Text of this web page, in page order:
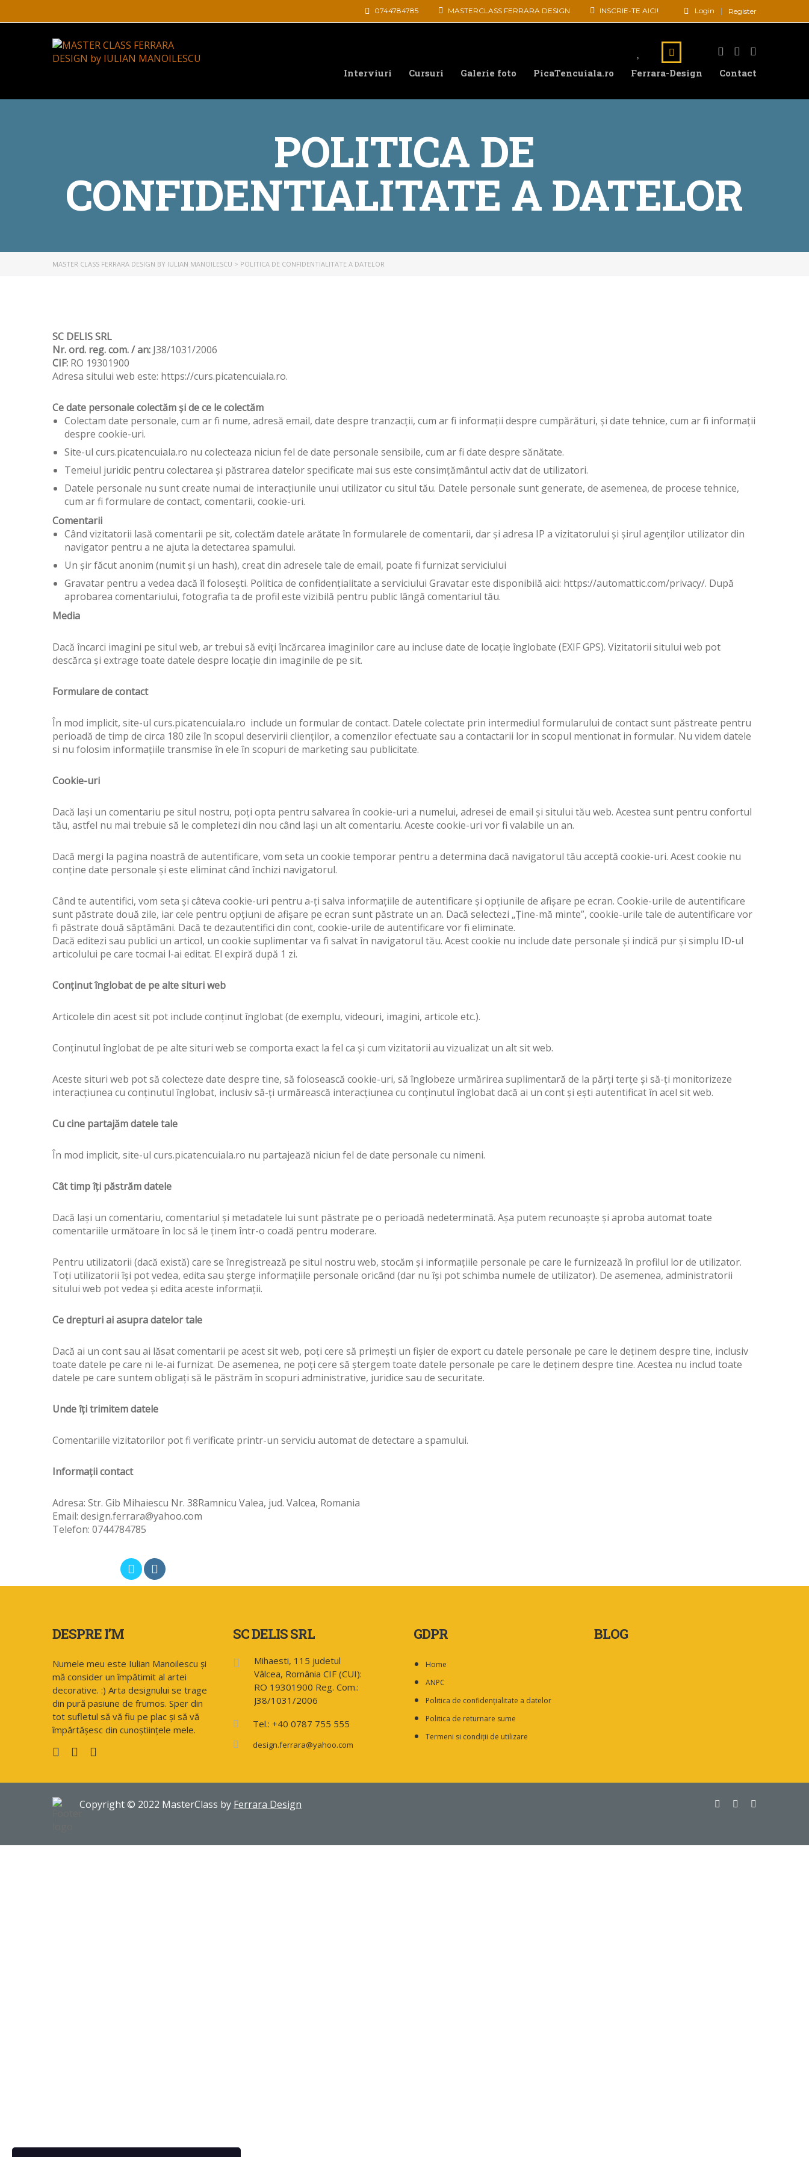
Login Register
INSCRIE-TE AICI!
MASTERCLASS FERRARA DESIGN
0744784785
Interviuri Cursuri Galerie foto PicaTencuiala.ro Ferrara-Design Contact
POLITICA DE
CONFIDENTIALITATE A DATELOR
MASTER CLASS FERRARA DESIGN BY IULIAN MANOILESCU > POLITICA DE CONFIDENTIALITATE A DATELOR
SC DELIS SRL
Nr. ord. reg. com. / an: J38/1031/2006
CIF: RO 19301900
Adresa sitului web este: https://curs.picatencuiala.ro.
Ce date personale colectăm și de ce le colectăm
Colectam date personale, cum ar fi nume, adresă email, date despre tranzacții, cum ar fi informații despre cumpărături, și date tehnice, cum ar fi informații
despre cookie-uri.
Site-ul curs.picatencuiala.ro nu colecteaza niciun fel de date personale sensibile, cum ar fi date despre sănătate.
Temeiul juridic pentru colectarea și păstrarea datelor specificate mai sus este consimțământul activ dat de utilizatori.
Datele personale nu sunt create numai de interacțiunile unui utilizator cu situl tău. Datele personale sunt generate, de asemenea, de procese tehnice,
cum ar fi formulare de contact, comentarii, cookie-uri.
Comentarii
Când vizitatorii lasă comentarii pe sit, colectăm datele arătate în formularele de comentarii, dar și adresa IP a vizitatorului și șirul agenților utilizator din
navigator pentru a ne ajuta la detectarea spamului.
Un șir făcut anonim (numit și un hash), creat din adresele tale de email, poate fi furnizat serviciului
Gravatar pentru a vedea dacă îl folosești. Politica de confidențialitate a serviciului Gravatar este disponibilă aici: https://automattic.com/privacy/. După
aprobarea comentariului, fotografia ta de profil este vizibilă pentru public lângă comentariul tău.
Media
Dacă încarci imagini pe situl web, ar trebui să eviți încărcarea imaginilor care au incluse date de locație înglobate (EXIF GPS). Vizitatorii sitului web pot
descărca și extrage toate datele despre locație din imaginile de pe sit.
Formulare de contact
În mod implicit, site-ul curs.picatencuiala.ro include un formular de contact. Datele colectate prin intermediul formularului de contact sunt păstreate pentru
perioadă de timp de circa 180 zile în scopul deservirii clienților, a comenzilor efectuate sau a contactarii lor in scopul mentionat in formular. Nu videm datele
si nu folosim informațiile transmise în ele în scopuri de marketing sau publicitate.
Cookie-uri
Dacă lași un comentariu pe situl nostru, poți opta pentru salvarea în cookie-uri a numelui, adresei de email și sitului tău web. Acestea sunt pentru confortul
tău, astfel nu mai trebuie să le completezi din nou când lași un alt comentariu. Aceste cookie-uri vor fi valabile un an.
Dacă mergi la pagina noastră de autentificare, vom seta un cookie temporar pentru a determina dacă navigatorul tău acceptă cookie-uri. Acest cookie nu
conține date personale și este eliminat când închizi navigatorul.
Când te autentifici, vom seta și câteva cookie-uri pentru a-ți salva informațiile de autentificare și opțiunile de afișare pe ecran. Cookie-urile de autentificare
sunt păstrate două zile, iar cele pentru opțiuni de afișare pe ecran sunt păstrate un an. Dacă selectezi „Ține-mă minte”, cookie-urile tale de autentificare vor
fi păstrate două săptămâni. Dacă te dezautentifici din cont, cookie-urile de autentificare vor fi eliminate.
Dacă editezi sau publici un articol, un cookie suplimentar va fi salvat în navigatorul tău. Acest cookie nu include date personale și indică pur și simplu ID-ul
articolului pe care tocmai l-ai editat. El expiră după 1 zi.
Conținut înglobat de pe alte situri web
Articolele din acest sit pot include conținut înglobat (de exemplu, videouri, imagini, articole etc.).
Conținutul înglobat de pe alte situri web se comporta exact la fel ca și cum vizitatorii au vizualizat un alt sit web.
Aceste situri web pot să colecteze date despre tine, să folosească cookie-uri, să înglobeze urmărirea suplimentară de la părți terțe și să-ți monitorizeze
interacțiunea cu conținutul înglobat, inclusiv să-ți urmărească interacțiunea cu conținutul înglobat dacă ai un cont și ești autentificat în acel sit web.
Cu cine partajăm datele tale
În mod implicit, site-ul curs.picatencuiala.ro nu partajează niciun fel de date personale cu nimeni.
Cât timp îți păstrăm datele
Dacă lași un comentariu, comentariul și metadatele lui sunt păstrate pe o perioadă nedeterminată. Așa putem recunoaște și aproba automat toate
comentariile următoare în loc să le ținem într-o coadă pentru moderare.
Pentru utilizatorii (dacă există) care se înregistrează pe situl nostru web, stocăm și informațiile personale pe care le furnizează în profilul lor de utilizator.
Toți utilizatorii își pot vedea, edita sau șterge informațiile personale oricând (dar nu își pot schimba numele de utilizator). De asemenea, administratorii
sitului web pot vedea și edita aceste informații.
Ce drepturi ai asupra datelor tale
Dacă ai un cont sau ai lăsat comentarii pe acest sit web, poți cere să primești un fișier de export cu datele personale pe care le deținem despre tine, inclusiv
toate datele pe care ni le-ai furnizat. De asemenea, ne poți cere să ștergem toate datele personale pe care le deținem despre tine. Acestea nu includ toate
datele pe care suntem obligați să le păstrăm în scopuri administrative, juridice sau de securitate.
Unde îți trimitem datele
Comentariile vizitatorilor pot fi verificate printr-un serviciu automat de detectare a spamului.
Informații contact
Adresa: Str. Gib Mihaiescu Nr. 38Ramnicu Valea, jud. Valcea, Romania
Email: design.ferrara@yahoo.com
Telefon: 0744784785
DESPRE I’M
Numele meu este Iulian Manoilescu și
mă consider un împătimit al artei
decorative. :) Arta designului se trage
din pură pasiune de frumos. Sper din
tot sufletul să vă fiu pe plac și să vă
împărtășesc din cunoștiințele mele.
SC DELIS SRL
Mihaesti, 115 judetul
Vâlcea, România CIF (CUI):
RO 19301900 Reg. Com.:
J38/1031/2006
Tel.: +40 0787 755 555
design.ferrara@yahoo.com
GDPR
Home
ANPC
Politica de confidențialitate a datelor
Politica de returnare sume
Termeni si condiții de utilizare
BLOG
Copyright © 2022 MasterClass by Ferrara Design
Sign InÎnregistrare